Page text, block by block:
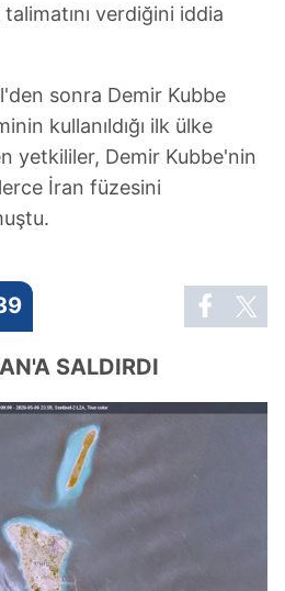
verdiğini iddia
sonra Demir Kubbe
kullanıldığı ilk ülke
yetkililer, Demir Kubbe'nin
İran füzesini
SALDIRDI